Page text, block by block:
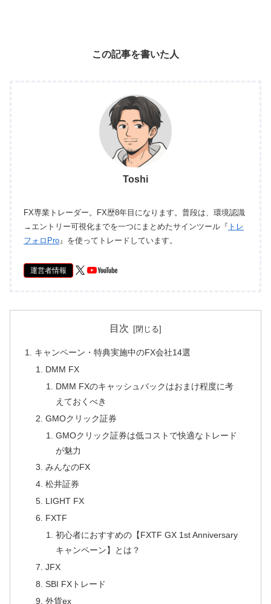
この記事を書いた人
Toshi
FX専業トレーダー。FX歴8年目になります。普段は、環境認識
→エントリー可視化までを一つにまとめたサインツール『 トレ
フォロPro 』を使ってトレードしています。
運営者情報
目次
キャンペーン・特典実施中のFX会社14選
DMM FX
DMM FXのキャッシュバックはおまけ程度に考
えておくべき
GMOクリック証券
GMOクリック証券は低コストで快適なトレード
が魅力
みんなのFX
松井証券
LIGHT FX
FXTF
初心者におすすめの【FXTF GX 1st Anniversary
キャンペーン】とは？
JFX
SBI FXトレード
外貨ex